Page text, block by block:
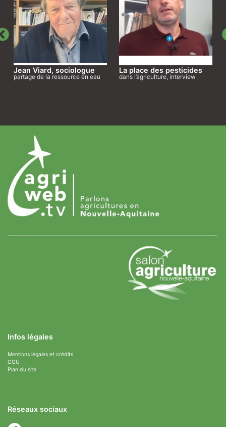
Jean Viard, sociologue
partage de la ressource en eau
La place des pesticides
dans l’agriculture, interview
Infos légales
Mentions légales et crédits
CGU
Plan du site
Réseaux sociaux